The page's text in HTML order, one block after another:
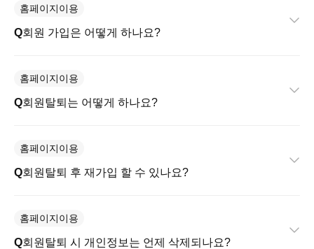
홈페이지이용
회원 가입은 어떻게 하나요?
홈페이지이용
회원탈퇴는 어떻게 하나요?
홈페이지이용
회원탈퇴 후 재가입 할 수 있나요?
홈페이지이용
회원탈퇴 시 개인정보는 언제 삭제되나요?